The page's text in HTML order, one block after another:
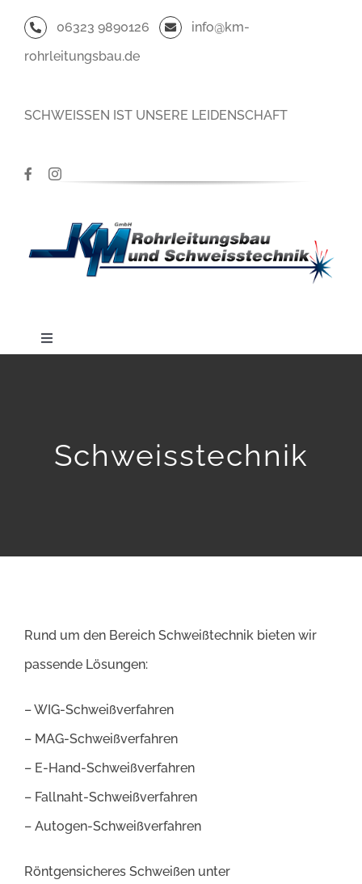
Inhalt
06323 9890126
info@km-
rohrleitungsbau.de
SCHWEISSEN IST UNSERE LEIDENSCHAFT
Toggle
Schweisstechnik
Rund um den Bereich Schweißtechnik bieten wir
passende Lösungen:
– WIG-Schweißverfahren
– MAG-Schweißverfahren
– E-Hand-Schweißverfahren
– Fallnaht-Schweißverfahren
– Autogen-Schweißverfahren
Röntgensicheres Schweißen unter